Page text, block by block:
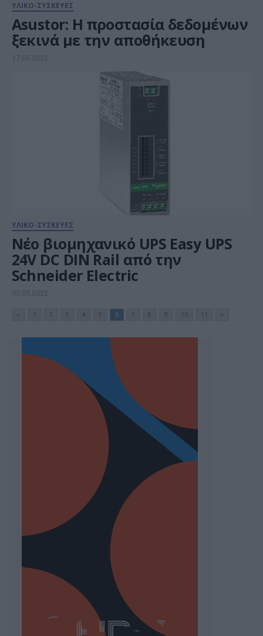
ΥΛΙΚΟ-ΣΥΣΚΕΥΕΣ
Asustor: Η προστασία δεδομένων
ξεκινά με την αποθήκευση
17.05.2022
ΥΛΙΚΟ-ΣΥΣΚΕΥΕΣ
Νέο βιομηχανικό UPS Easy UPS
24V DC DIN Rail από την
Schneider Electric
05.05.2022
2 3 4 5 6 7 8 9 10